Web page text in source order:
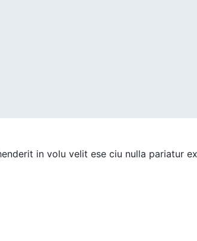
in volu velit ese ciu nulla pariatur